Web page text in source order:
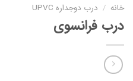
خانه / درب دوجداره UPVC
درب فرانسوی